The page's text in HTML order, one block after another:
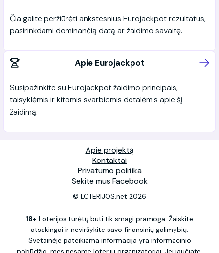
Čia galite peržiūrėti ankstesnius Eurojackpot rezultatus,
pasirinkdami dominančią datą ar žaidimo savaitę.
Apie Eurojackpot
Susipažinkite su Eurojackpot žaidimo principais,
taisyklėmis ir kitomis svarbiomis detalėmis apie šį
žaidimą.
Apie projektą
Kontaktai
Privatumo politika
Sekite mus Facebook
© LOTERIJOS.net 2026
18+ Loterijos turėtų būti tik smagi pramoga. Žaiskite
atsakingai ir neviršykite savo finansinių galimybių.
Svetainėje pateikiama informacija yra informacinio
pobūdžio, mes nesame loterijų organizatoriai. Jei jaučiate,